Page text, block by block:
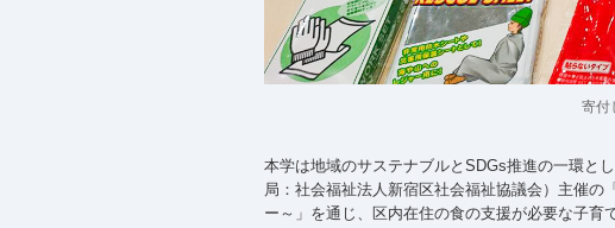
寄付
本学は地域のサステナブルとSDGs推進の一環と
局：社会福祉法人新宿区社会福祉協議会）主催の
ー～」を通じ、区内在住の食の支援が必要な子育